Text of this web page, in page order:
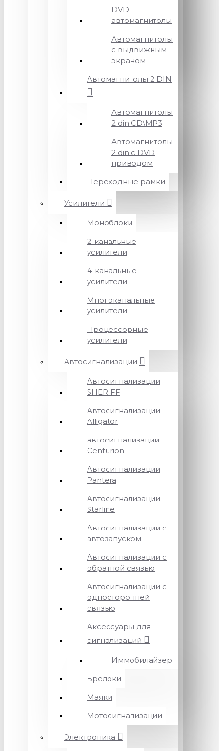
DVD
автомагнитолы
Автомагнитолы
с выдвижным
экраном
Автомагнитолы 2 DIN
Автомагнитолы
2 din CD\MP3
Автомагнитолы
2 din с DVD
приводом
Переходные рамки
Усилители
Моноблоки
2-канальные
усилители
4-канальные
усилители
Многоканальные
усилители
Процессорные
усилители
Автосигнализации
Автосигнализации
SHERIFF
Автосигнализации
Alligator
автосигнализации
Centurion
Автосигнализации
Pantera
Автосигнализации
Starline
Автосигнализации с
автозапуском
Автосигнализации с
обратной связью
Автосигнализации с
односторонней
связью
Аксессуары для
сигнализаций
Иммобилайзер
Брелоки
Маяки
Мотосигнализации
Электроника